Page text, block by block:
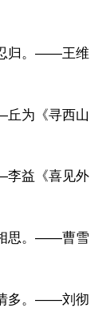
归。——王维
为《寻西山
李益《喜见外
思。——曹雪
多。——刘彻